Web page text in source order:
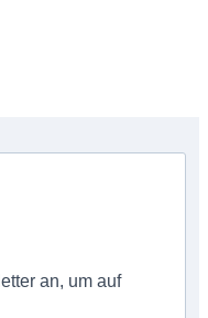
an, um auf